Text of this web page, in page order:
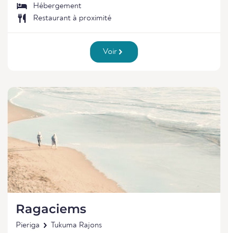
Hébergement
Restaurant à proximité
Voir
Ragaciems
Pieriga Tukuma Rajons